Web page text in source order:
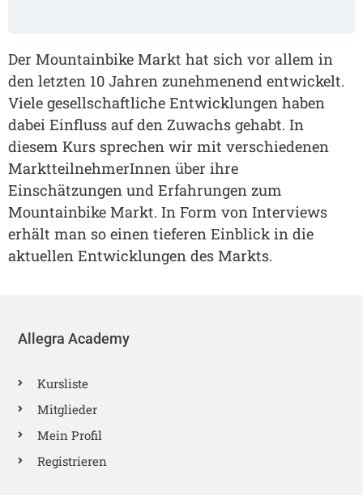
Der Mountainbike Markt hat sich vor allem in
den letzten 10 Jahren zunehmenend entwickelt.
Viele gesellschaftliche Entwicklungen haben
dabei Einfluss auf den Zuwachs gehabt. In
diesem Kurs sprechen wir mit verschiedenen
MarktteilnehmerInnen über ihre
Einschätzungen und Erfahrungen zum
Mountainbike Markt. In Form von Interviews
erhält man so einen tieferen Einblick in die
aktuellen Entwicklungen des Markts.
Allegra Academy
Kursliste
Mitglieder
Mein Profil
Registrieren